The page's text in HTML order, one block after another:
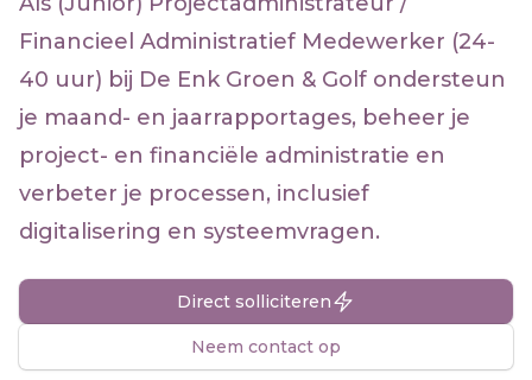
Financieel Administratief Medewerker (24-
40 uur) bij De Enk Groen & Golf ondersteun
je maand- en jaarrapportages, beheer je
project- en financiële administratie en
verbeter je processen, inclusief
digitalisering en systeemvragen.
Direct solliciteren
Neem contact op